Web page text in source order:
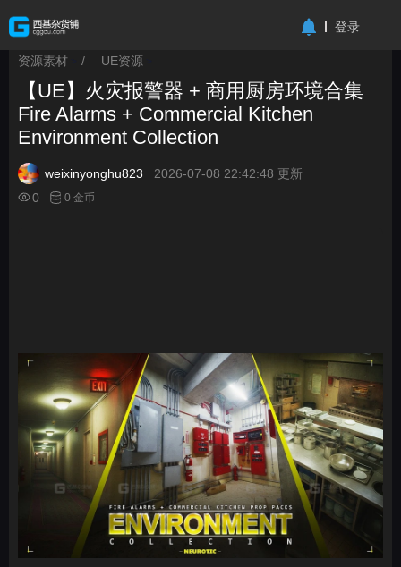
登录
资源素材 / UE资源
【UE】火灾报警器 + 商用厨房环境合集
Fire Alarms + Commercial Kitchen
Environment Collection
weixinyonghu823
2026-07-08 22:42:48 更新
0
0 金币